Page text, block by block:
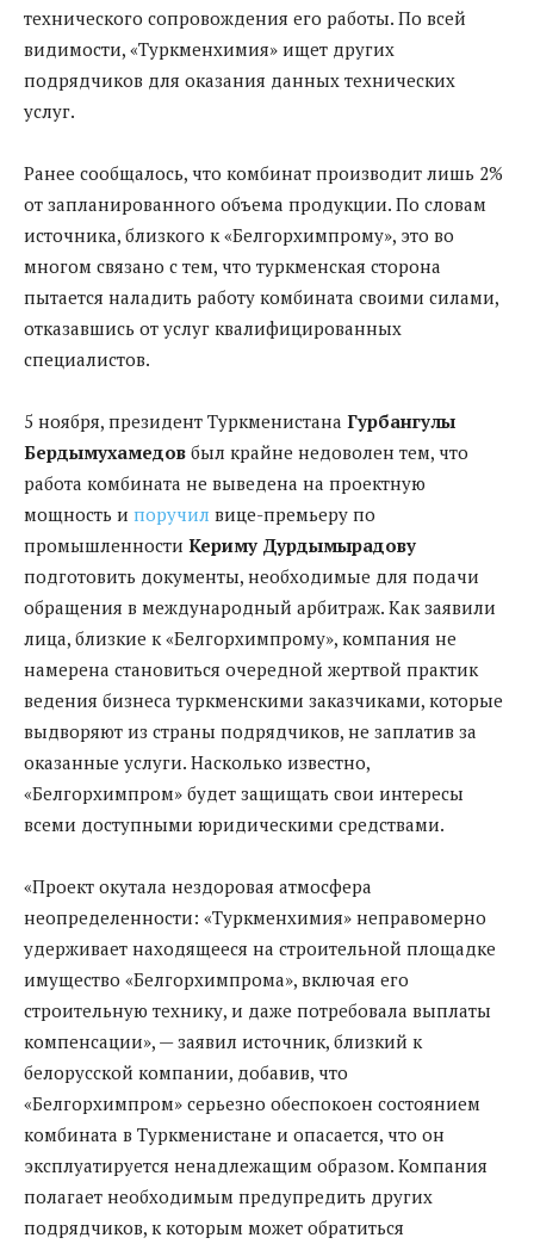
технического сопровождения его работы. По всей
видимости, «Туркменхимия» ищет других
подрядчиков для оказания данных технических
услуг.
Ранее сообщалось, что комбинат производит лишь 2%
от запланированного объема продукции. По словам
источника, близкого к «Белгорхимпрому», это во
многом связано с тем, что туркменская сторона
пытается наладить работу комбината своими силами,
отказавшись от услуг квалифицированных
специалистов.
5 ноября, президент Туркменистана Гурбангулы
Бердымухамедов был крайне недоволен тем, что
работа комбината не выведена на проектную
мощность и поручил вице-премьеру по
промышленности Кериму Дурдымырадову
подготовить документы, необходимые для подачи
обращения в международный арбитраж. Как заявили
лица, близкие к «Белгорхимпрому», компания не
намерена становиться очередной жертвой практик
ведения бизнеса туркменскими заказчиками, которые
выдворяют из страны подрядчиков, не заплатив за
оказанные услуги. Насколько известно,
«Белгорхимпром» будет защищать свои интересы
всеми доступными юридическими средствами.
«Проект окутала нездоровая атмосфера
неопределенности: «Туркменхимия» неправомерно
удерживает находящееся на строительной площадке
имущество «Белгорхимпрома», включая его
строительную технику, и даже потребовала выплаты
компенсации», — заявил источник, близкий к
белорусской компании, добавив, что
«Белгорхимпром» серьезно обеспокоен состоянием
комбината в Туркменистане и опасается, что он
эксплуатируется ненадлежащим образом. Компания
полагает необходимым предупредить других
подрядчиков, к которым может обратиться